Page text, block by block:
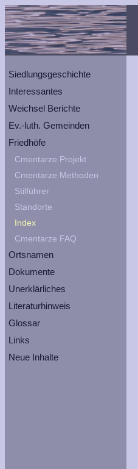
Siedlungsgeschichte
Interessantes
Weichsel Berichte
Ev.-luth. Gemeinden
Friedhöfe
Cmentarze Projekt
Cmentarze Methoden
Stilführer
Standorte
Index
Cmentarze FAQ
Ortsnamen
Dokumente
Unerklärliches
Literaturhinweis
Glossar
Links
Neue Inhalte